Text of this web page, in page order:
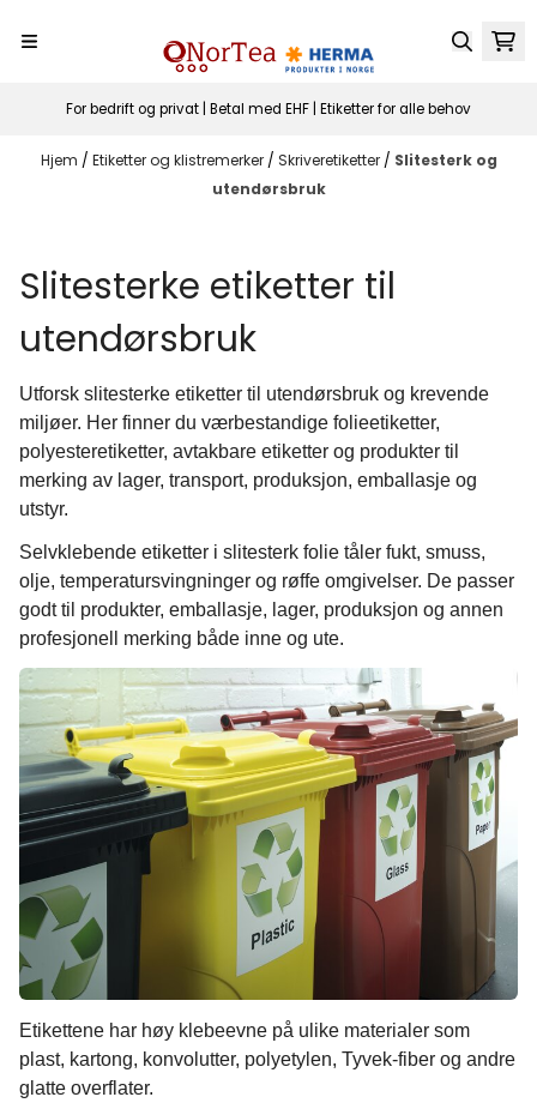
For bedrift og privat | Betal med EHF | Etiketter for alle behov
Hjem / Etiketter og klistremerker / Skriveretiketter / Slitesterk og
utendørsbruk
Slitesterke etiketter til
utendørsbruk
Utforsk slitesterke etiketter til utendørsbruk og krevende
miljøer. Her finner du værbestandige folieetiketter,
polyesteretiketter, avtakbare etiketter og produkter til
merking av lager, transport, produksjon, emballasje og
utstyr.
Selvklebende etiketter i slitesterk folie tåler fukt, smuss,
olje, temperatursvingninger og røffe omgivelser. De passer
godt til produkter, emballasje, lager, produksjon og annen
profesjonell merking både inne og ute.
Etikettene har høy klebeevne på ulike materialer som
plast, kartong, konvolutter, polyetylen, Tyvek-fiber og andre
glatte overflater.